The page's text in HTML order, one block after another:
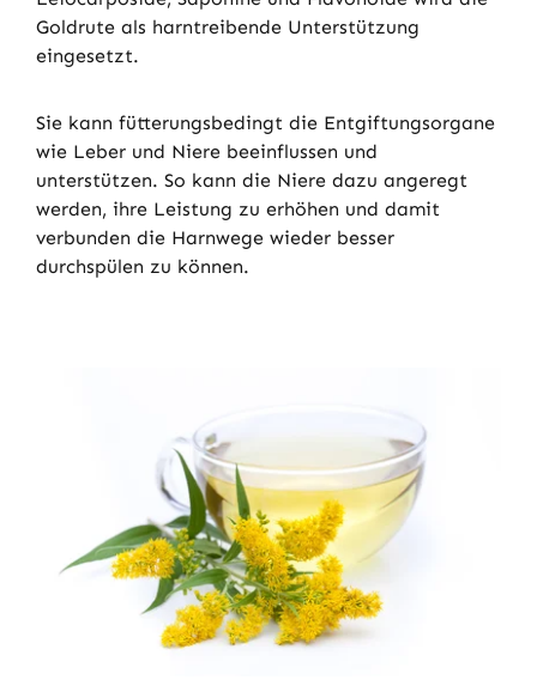
Goldrute als harntreibende Unterstützung
eingesetzt.
Sie kann fütterungsbedingt die Entgiftungsorgane
wie Leber und Niere beeinflussen und
unterstützen. So kann die Niere dazu angeregt
werden, ihre Leistung zu erhöhen und damit
verbunden die Harnwege wieder besser
durchspülen zu können.